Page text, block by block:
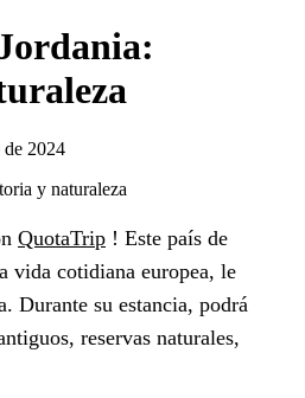
2024
QuotaTrip ! Este país de
vida cotidiana europea, le
Durante su estancia, podrá
reservas naturales,